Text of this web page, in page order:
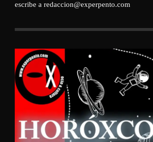
escribe a redaccion@experpento.com